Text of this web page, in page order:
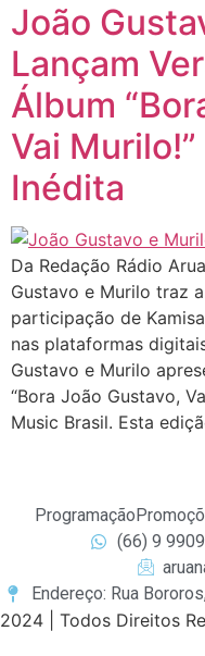
João
Lançam
Álbum
Vai
Inédita
Da Redação Rádio
Gustavo e Murilo traz
participação de
nas plataformas
Gustavo e Murilo
“Bora João Gustavo,
Music Brasil. Esta
Programação
(66) 9
Endereço: Rua
2024 | Todos Direitos